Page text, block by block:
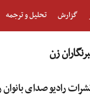
گزارش تحلیل و ترجمه
زن
رادیو صدای